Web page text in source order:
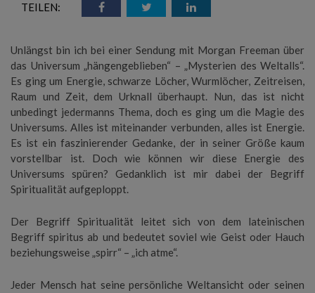
TEILEN:
Unlängst bin ich bei einer Sendung mit Morgan Freeman über
das Universum „hängengeblieben“ – „Mysterien des Weltalls“.
Es ging um Energie, schwarze Löcher, Wurmlöcher, Zeitreisen,
Raum und Zeit, dem Urknall überhaupt. Nun, das ist nicht
unbedingt jedermanns Thema, doch es ging um die Magie des
Universums. Alles ist miteinander verbunden, alles ist Energie.
Es ist ein faszinierender Gedanke, der in seiner Größe kaum
vorstellbar ist. Doch wie können wir diese Energie des
Universums spüren? Gedanklich ist mir dabei der Begriff
Spiritualität aufgeploppt.
Der Begriff Spiritualität leitet sich von dem lateinischen
Begriff spiritus ab und bedeutet soviel wie Geist oder Hauch
beziehungsweise „spirr“ – „ich atme“.
Jeder Mensch hat seine persönliche Weltansicht oder seinen